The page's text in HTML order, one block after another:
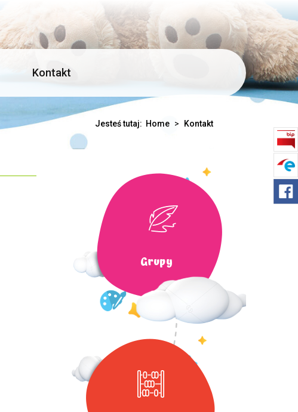
Kontakt
Jesteś tutaj: Home > Kontakt
Grupy